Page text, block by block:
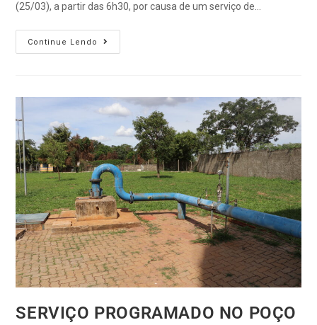
(25/03), a partir das 6h30, por causa de um serviço de…
Continue Lendo
SERVIÇO PROGRAMADO NO POÇO